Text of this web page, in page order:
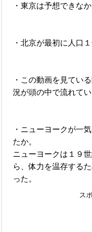
・東京は予想できなか
・北京が最初に人口
・この動画を見てい
況が頭の中で流れてい
・ニューヨークが一
たか。
ニューヨークは１９
ら、体力を温存する
った。
ス